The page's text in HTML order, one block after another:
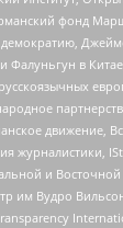
фонд
в
движение,
и
Вудро